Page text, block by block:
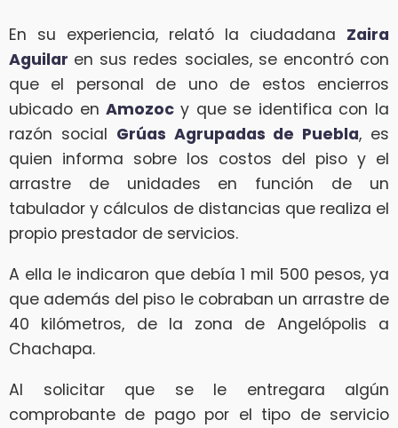
En su experiencia, relató la ciudadana Zaira
Aguilar en sus redes sociales, se encontró con
que el personal de uno de estos encierros
ubicado enAmozoc y que se identifica con la
razón social Grúas Agrupadas de Puebla, es
quien informa sobre los costos del piso y el
arrastre de unidades en función de un
tabulador y cálculos de distancias que realiza el
propio prestador de servicios.
A ella le indicaron que debía 1 mil 500 pesos, ya
que además del piso le cobraban un arrastre de
40 kilómetros, de la zona de Angelópolis a
Chachapa.
Al solicitar que se le entregara algún
comprobante de pago por el tipo de servicio